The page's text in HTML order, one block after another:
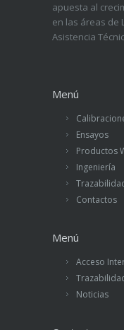
apuesta al
en las áreas de
Asistencia
Menú
Ensayos
Productos
Ingeniería
Contactos
Menú
Acceso
Noticias